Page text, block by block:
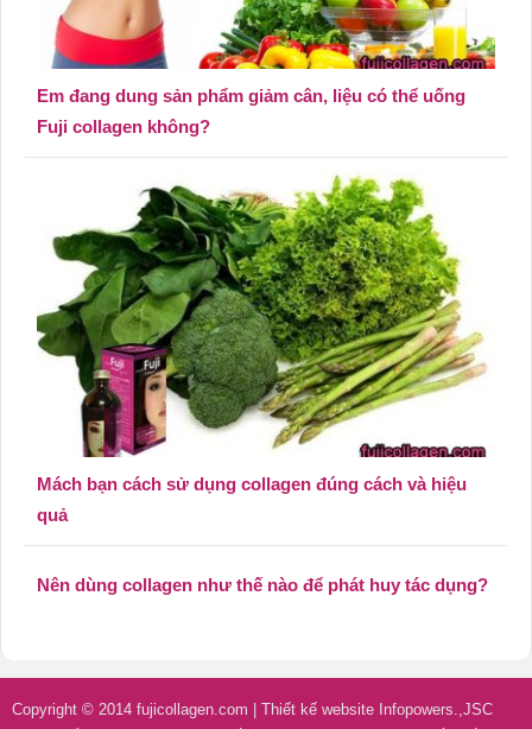
Em đang dung sản phẩm giảm cân, liệu có thể uống
Fuji collagen không?
Mách bạn cách sử dụng collagen đúng cách và hiệu
quả
Nên dùng collagen như thế nào để phát huy tác dụng?
Copyright © 2014 fujicollagen.com | Thiết kế website Infopowers.,JSC